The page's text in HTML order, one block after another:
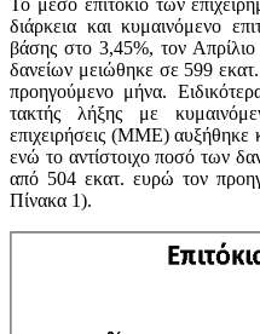
διάρκεια και κυμαινόμενο
βάσης στο 3,45%, τον
δανείων μειώθηκε σε 599
προηγούμενο μήνα.
τακτής λήξης με
επιχειρήσεις (ΜΜΕ) αυξήθηκε
ενώ το αντίστοιχο ποσό των
από 504 εκατ. ευρώ τον
Πίνακα 1).